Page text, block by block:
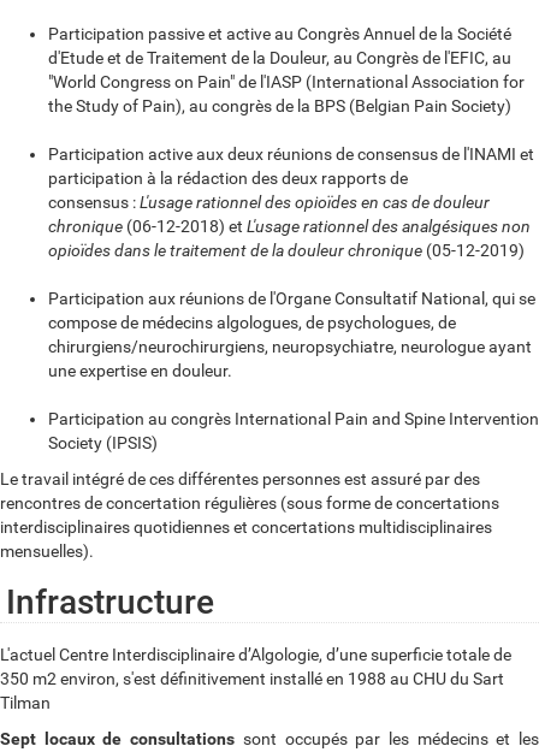
Participation passive et active au Congrès Annuel de la Société
d'Etude et de Traitement de la Douleur, au Congrès de l'EFIC, au
"World Congress on Pain" de l'IASP (International Association for
the Study of Pain), au congrès de la BPS (Belgian Pain Society)
Participation active aux deux réunions de consensus de l'INAMI et
participation à la rédaction des deux rapports de
consensus :L'usage rationnel des opioïdes en cas de douleur
chronique (06-12-2018) et L'usage rationnel des analgésiques non
opioïdes dans le traitement de la douleur chronique (05-12-2019)
Participation aux réunions de l'Organe Consultatif National, qui se
compose de médecins algologues, de psychologues, de
chirurgiens/neurochirurgiens, neuropsychiatre, neurologue ayant
une expertise en douleur.
Participation au congrès International Pain and Spine Intervention
Society (IPSIS)
Le travail intégré de ces différentes personnes est assuré par des
rencontres de concertation régulières (sous forme de concertations
interdisciplinaires quotidiennes et concertations multidisciplinaires
mensuelles).
Infrastructure
L'actuel Centre Interdisciplinaire d’Algologie, d’une superficie totale de
350 m2 environ, s'est définitivement installé en 1988 au CHU du Sart
Tilman
Sept locaux de consultations sont occupés par les médecins et les